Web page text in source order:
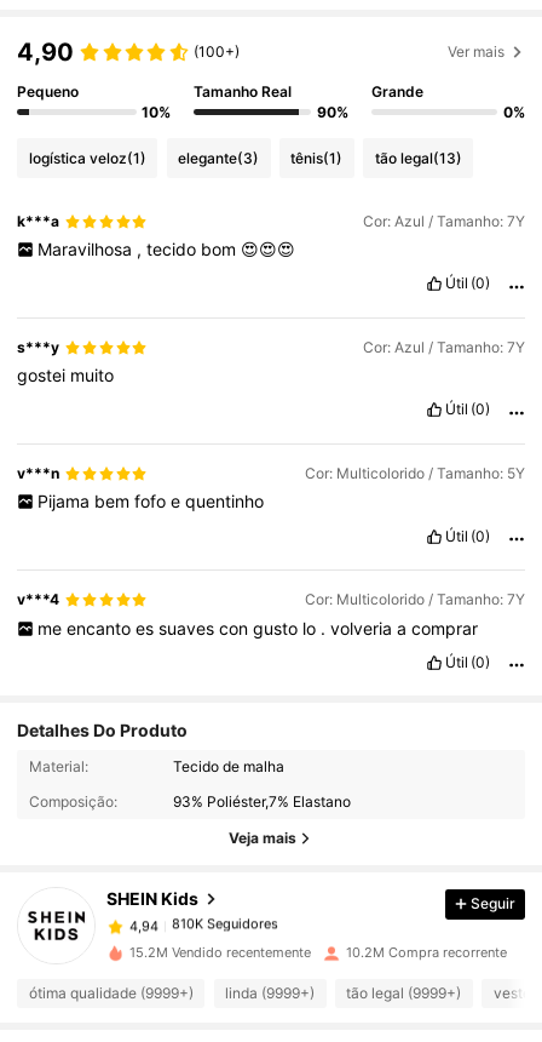
4,90 (100+) Ver mais
Pequeno
10%
Tamanho Real
90%
Grande
0%
logística veloz(1) elegante(3) tênis(1) tão legal(13)
k***a Cor: Azul / Tamanho: 7Y
Maravilhosa , tecido bom 😍😍😍
Útil (0)
s***y Cor: Azul / Tamanho: 7Y
gostei muito
Útil (0)
v***n Cor: Multicolorido / Tamanho: 5Y
Pijama bem fofo e quentinho
Útil (0)
v***4 Cor: Multicolorido / Tamanho: 7Y
me encanto es suaves con gusto lo . volveria a comprar
Útil (0)
Detalhes Do Produto
Material:
Tecido de malha
Composição:
93% Poliéster,7% Elastano
Veja mais
SHEIN Kids
810K Seguidores
810K Seguidores
4,94
810K Seguidores
m***1
pago1 dia atrás
4,94 810K Seguidores
Seguir
15.2M Vendido recentemente 10.2M Compra recorrente
ótima qualidade (9999+) linda (9999+) tão legal (9999+) veste